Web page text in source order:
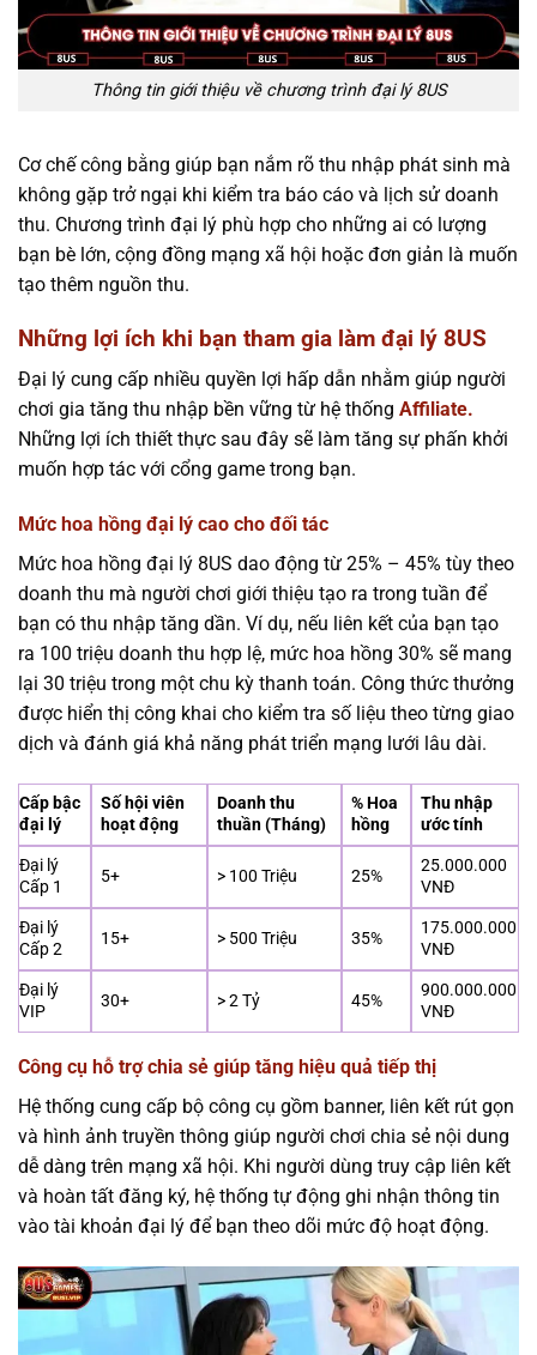
Thông tin giới thiệu về chương trình đại lý 8US
Cơ chế công bằng giúp bạn nắm rõ thu nhập phát sinh mà
không gặp trở ngại khi kiểm tra báo cáo và lịch sử doanh
thu. Chương trình đại lý phù hợp cho những ai có lượng
bạn bè lớn, cộng đồng mạng xã hội hoặc đơn giản là muốn
tạo thêm nguồn thu.
Những lợi ích khi bạn tham gia làm đại lý 8US
Đại lý cung cấp nhiều quyền lợi hấp dẫn nhằm giúp người
chơi gia tăng thu nhập bền vững từ hệ thống Affiliate.
Những lợi ích thiết thực sau đây sẽ làm tăng sự phấn khởi
muốn hợp tác với cổng game trong bạn.
Mức hoa hồng đại lý cao cho đối tác
Mức hoa hồng đại lý 8US dao động từ 25% – 45% tùy theo
doanh thu mà người chơi giới thiệu tạo ra trong tuần để
bạn có thu nhập tăng dần. Ví dụ, nếu liên kết của bạn tạo
ra 100 triệu doanh thu hợp lệ, mức hoa hồng 30% sẽ mang
lại 30 triệu trong một chu kỳ thanh toán. Công thức thưởng
được hiển thị công khai cho kiểm tra số liệu theo từng giao
dịch và đánh giá khả năng phát triển mạng lưới lâu dài.
Cấp bậc
đại lý
Số hội viên
hoạt động
Doanh thu
thuần (Tháng)
% Hoa
hồng
Thu nhập
ước tính
Đại lý
Cấp 1
5+ > 100 Triệu 25%
25.000.000
VNĐ
Đại lý
Cấp 2
15+ > 500 Triệu 35%
175.000.000
VNĐ
Đại lý
VIP
30+ > 2 Tỷ 45%
900.000.000
VNĐ
Công cụ hỗ trợ chia sẻ giúp tăng hiệu quả tiếp thị
Hệ thống cung cấp bộ công cụ gồm banner, liên kết rút gọn
và hình ảnh truyền thông giúp người chơi chia sẻ nội dung
dễ dàng trên mạng xã hội. Khi người dùng truy cập liên kết
và hoàn tất đăng ký, hệ thống tự động ghi nhận thông tin
vào tài khoản đại lý để bạn theo dõi mức độ hoạt động.